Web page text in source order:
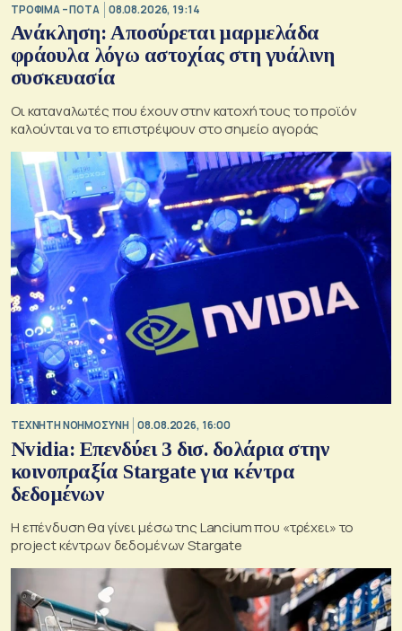
ΤΡΟΦΙΜΑ – ΠΟΤΑ 08.08.2026, 19:14
Ανάκληση: Αποσύρεται μαρμελάδα
φράουλα λόγω αστοχίας στη γυάλινη
συσκευασία
Οι καταναλωτές που έχουν στην κατοχή τους το προϊόν
καλούνται να το επιστρέψουν στο σημείο αγοράς
TΕΧΝΗΤΗ ΝΟΗΜΟΣΥΝΗ 08.08.2026, 16:00
Nvidia: Επενδύει 3 δισ. δολάρια στην
κοινοπραξία Stargate για κέντρα
δεδομένων
Η επένδυση θα γίνει μέσω της Lancium που «τρέχει» το
project κέντρων δεδομένων Stargate